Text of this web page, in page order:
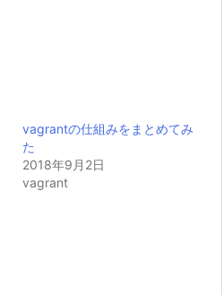
vagrantの仕組みをまとめてみ
た
2018年9月2日
vagrant